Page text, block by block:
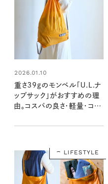
2026.01.10
重さ39gのモンベル「U.L.ナ
ップサック」がおすすめの理
由。コスパの良さ・軽量・コン
LIFESTYLE